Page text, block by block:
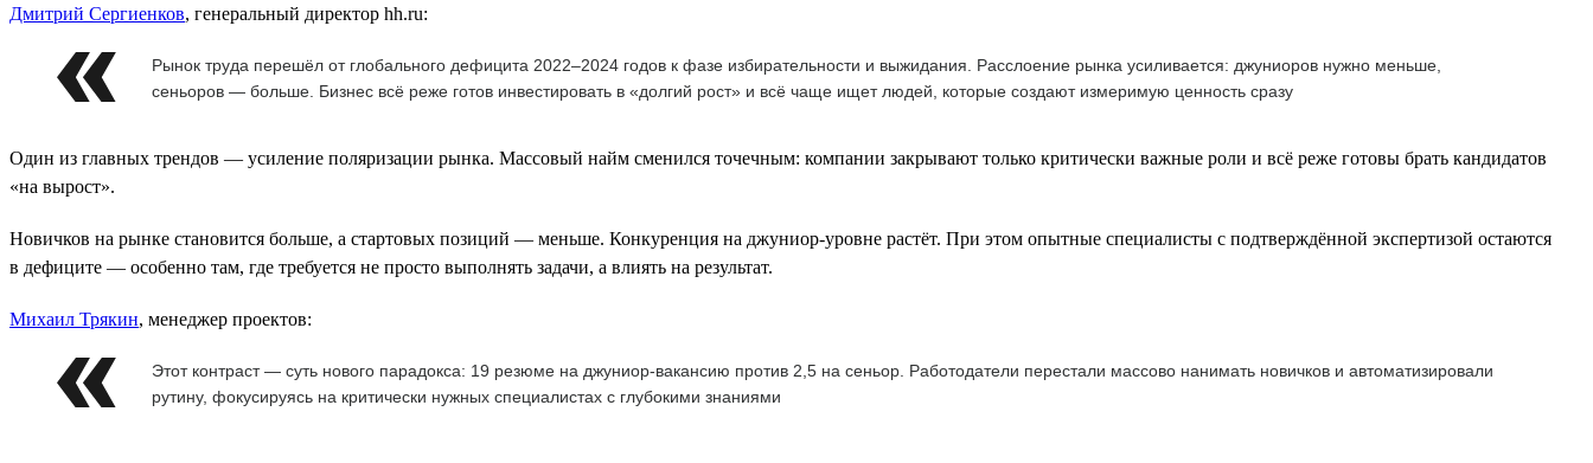
Дмитрий Сергиенков, генеральный директор hh.ru:
Рынок труда перешёл от глобального дефицита 2022–2024 годов к фазе избирательности и выжидания. Расслоение рынка усиливается: джуниоров нужно меньше,
сеньоров — больше. Бизнес всё реже готов инвестировать в «долгий рост» и всё чаще ищет людей, которые создают измеримую ценность сразу
Один из главных трендов — усиление поляризации рынка. Массовый найм сменился точечным: компании закрывают только критически важные роли и всё реже готовы брать кандидатов
«на вырост».
Новичков на рынке становится больше, а стартовых позиций — меньше. Конкуренция на джуниор-уровне растёт. При этом опытные специалисты с подтверждённой экспертизой остаются
в дефиците — особенно там, где требуется не просто выполнять задачи, а влиять на результат.
Михаил Трякин, менеджер проектов:
Этот контраст — суть нового парадокса: 19 резюме на джуниор-вакансию против 2,5 на сеньор. Работодатели перестали массово нанимать новичков и автоматизировали
рутину, фокусируясь на критически нужных специалистах с глубокими знаниями